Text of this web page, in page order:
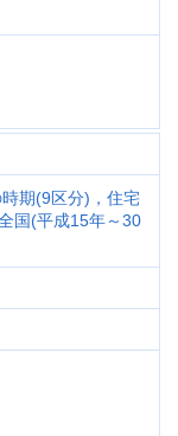
期(9区分)，住宅
国(平成15年～30